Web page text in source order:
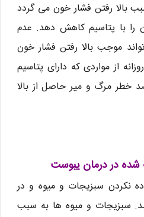
بالا رفتن فشار خون می گردد
را با پتاسیم کاهش دهد. عدم
موجب بالا رفتن فشار خون
از مواردی که دارای پتاسیم
می تواند تا 20 درصد خطر مرگ و میر حاصل از بالا
در درمان یبوست
نکردن سبزیجات و میوه و در
سبزیجات و میوه ها به سبب